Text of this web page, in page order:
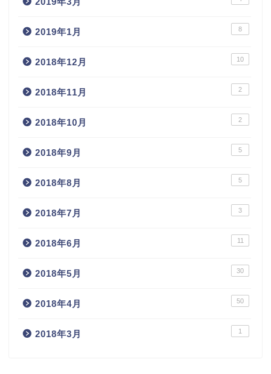
2019年1月 8
2018年12月 10
2018年11月 2
2018年10月 2
2018年9月 5
2018年8月 5
2018年7月 3
2018年6月 11
2018年5月 30
2018年4月 50
2018年3月 1